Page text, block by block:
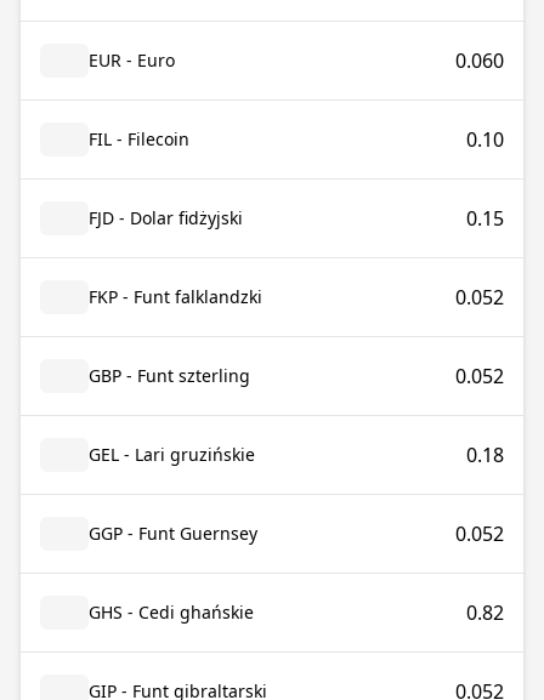
EUR - Euro 0.060
FIL - Filecoin 0.10
FJD - Dolar fidżyjski 0.15
FKP - Funt falklandzki 0.052
GBP - Funt szterling 0.052
GEL - Lari gruzińskie 0.18
GGP - Funt Guernsey 0.052
GHS - Cedi ghańskie 0.82
GIP - Funt gibraltarski 0.052